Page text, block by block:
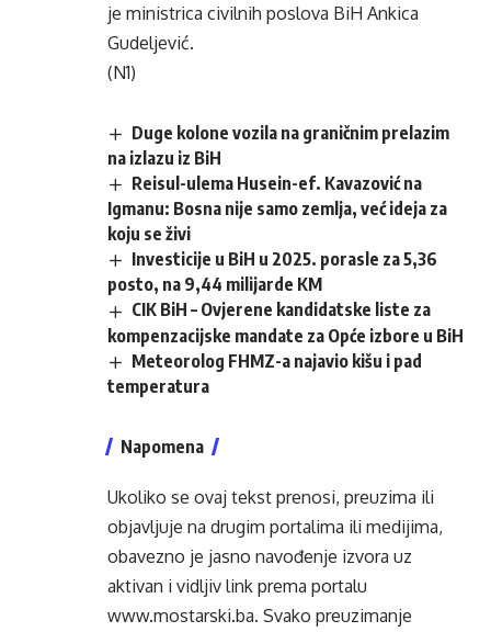
je ministrica civilnih poslova BiH Ankica
Gudeljević.
(N1)
Duge kolone vozila na graničnim prelazim
na izlazu iz BiH
Reisul-ulema Husein-ef. Kavazović na
Igmanu: Bosna nije samo zemlja, već ideja za
koju se živi
Investicije u BiH u 2025. porasle za 5,36
posto, na 9,44 milijarde KM
CIK BiH – Ovjerene kandidatske liste za
kompenzacijske mandate za Opće izbore u BiH
Meteorolog FHMZ-a najavio kišu i pad
temperatura
Napomena
Ukoliko se ovaj tekst prenosi, preuzima ili
objavljuje na drugim portalima ili medijima,
obavezno je jasno navođenje izvora uz
aktivan i vidljiv link prema portalu
www.mostarski.ba. Svako preuzimanje